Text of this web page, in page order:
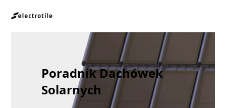
Poradnik Dachówek
Solarnych